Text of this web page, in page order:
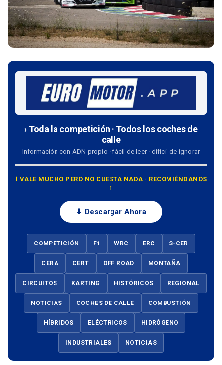
› Toda la competición · Todos los coches de
calle
Información con ADN propio · fácil de leer · difícil de ignorar
⭡ VALE MUCHO PERO NO CUESTA NADA · RECOMIÉNDANOS
⭡
⬇ Descargar Ahora
COMPETICIÓN F1 WRC ERC S-CER
CERA CERT OFF ROAD MONTAÑA
CIRCUITOS KARTING HISTÓRICOS REGIONAL
NOTICIAS COCHES DE CALLE COMBUSTIÓN
HÍBRIDOS ELÉCTRICOS HIDRÓGENO
INDUSTRIALES NOTICIAS